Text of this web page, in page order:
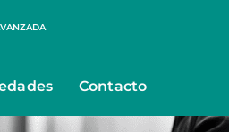
Contacto